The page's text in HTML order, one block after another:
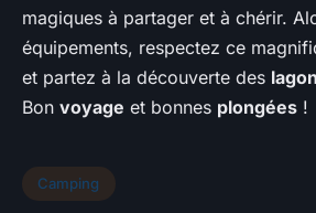
magiques à partager et à chérir.
équipements, respectez ce
et partez à la découverte des
Bon voyage et bonnes plongées !
Camping